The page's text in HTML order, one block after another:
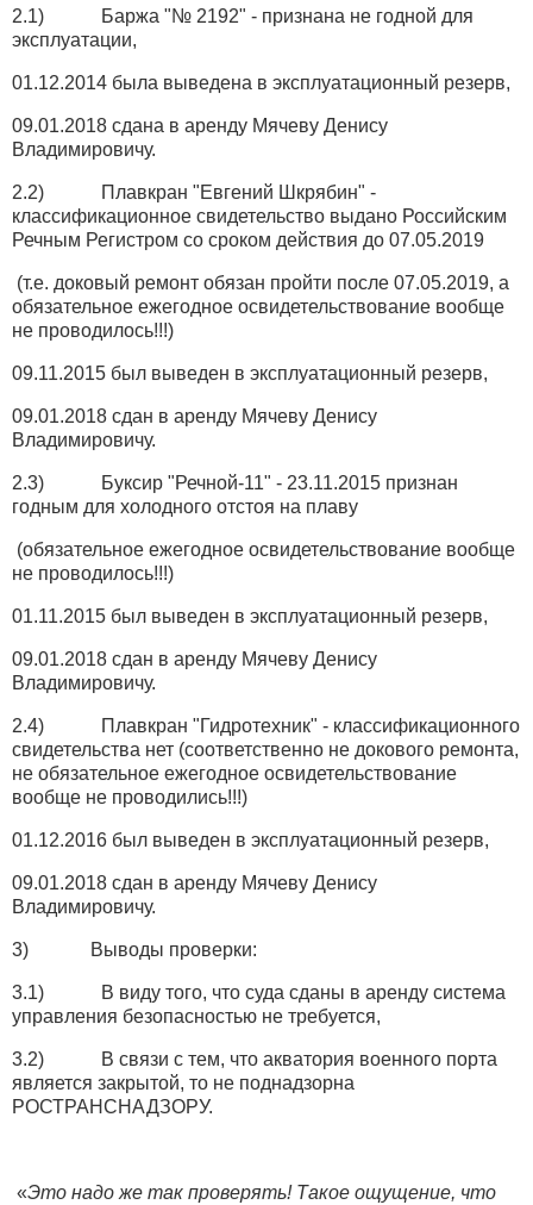
2.1) Баржа "№ 2192" - признана не годной для
эксплуатации,
01.12.2014 была выведена в эксплуатационный резерв,
09.01.2018 сдана в аренду Мячеву Денису
Владимировичу.
2.2) Плавкран "Евгений Шкрябин" -
классификационное свидетельство выдано Российским
Речным Регистром со сроком действия до 07.05.2019
(т.е. доковый ремонт обязан пройти после 07.05.2019, а
обязательное ежегодное освидетельствование вообще
не проводилось!!!)
09.11.2015 был выведен в эксплуатационный резерв,
09.01.2018 сдан в аренду Мячеву Денису
Владимировичу.
2.3) Буксир "Речной-11" - 23.11.2015 признан
годным для холодного отстоя на плаву
(обязательное ежегодное освидетельствование вообще
не проводилось!!!)
01.11.2015 был выведен в эксплуатационный резерв,
09.01.2018 сдан в аренду Мячеву Денису
Владимировичу.
2.4) Плавкран "Гидротехник" - классификационного
свидетельства нет (соответственно не докового ремонта,
не обязательное ежегодное освидетельствование
вообще не проводились!!!)
01.12.2016 был выведен в эксплуатационный резерв,
09.01.2018 сдан в аренду Мячеву Денису
Владимировичу.
3) Выводы проверки:
3.1) В виду того, что суда сданы в аренду система
управления безопасностью не требуется,
3.2) В связи с тем, что акватория военного порта
является закрытой, то не поднадзорна
РОСТРАНСНАДЗОРУ.
«Это надо же так проверять! Такое ощущение, что